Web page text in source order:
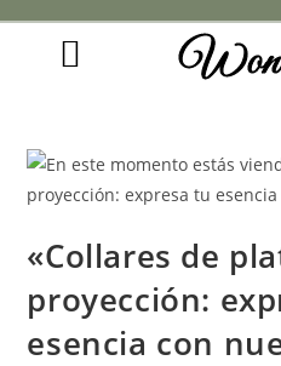
«Collares de
proyección:
esencia con